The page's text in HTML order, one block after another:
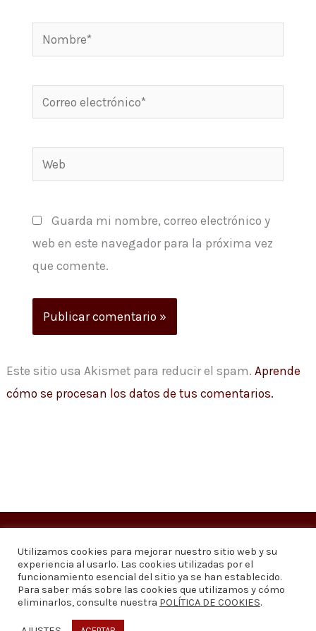
Nombre*
Correo
electrónico*
Web
Guarda mi nombre, correo electrónico y
web en este navegador para la próxima vez
que comente.
Este sitio usa Akismet para reducir el spam.Aprende
cómo se procesan los datos de tus comentarios.
Copyright © 2026Visión 20/20 Noticias
Visión 20/20 Noticias - Edición 1.095
Contáctenos
Quiénes somos
Política de privacidad
Utilizamos cookies para mejorar nuestro sitio web y su
experiencia al usarlo. Las cookies utilizadas por el
funcionamiento esencial del sitio ya se han establecido.
Para saber más sobre las cookies que utilizamos y cómo
eliminarlos, consulte nuestra POLÍTICA DE COOKIES.